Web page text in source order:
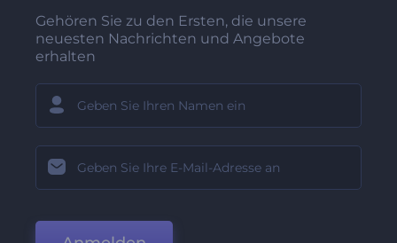
Gehören Sie zu den Ersten, die unsere
neuesten Nachrichten und Angebote
erhalten